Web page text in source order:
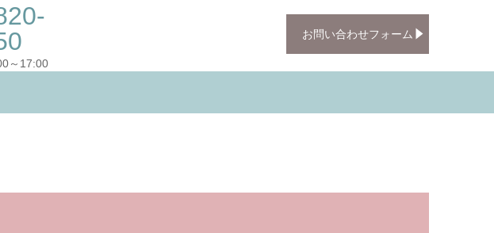
お問い合わせフォーム
～17:00